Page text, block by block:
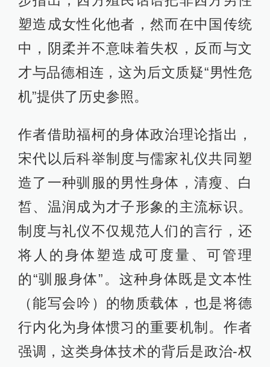
塑造成女性化他者，然而在中国传统
中，阴柔并不意味着失权，反而与文
才与品德相连，这为后文质疑“男性危
机”提供了历史参照。
作者借助福柯的身体政治理论指出，
宋代以后科举制度与儒家礼仪共同塑
造了一种驯服的男性身体，清瘦、白
皙、温润成为才子形象的主流标识。
制度与礼仪不仅规范人们的言行，还
将人的身体塑造成可度量、可管理
的“驯服身体”。这种身体既是文本性
（能写会吟）的物质载体，也是将德
行内化为身体惯习的重要机制。作者
强调，这类身体技术的背后是政治-权